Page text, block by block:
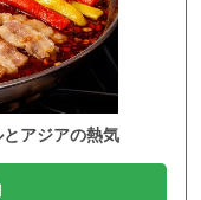
アジアの熱気